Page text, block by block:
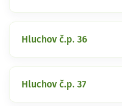
Hluchov č.p. 36
Hluchov č.p. 37